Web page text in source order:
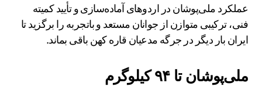
عملکرد ملی‌پوشان در اردوهای آماده‌سازی و تأیید کمیته
فنی، ترکیبی متوازن از جوانان مستعد و باتجربه را برگزید تا
ایران بار دیگر در جرگه مدعیان قاره کهن باقی بماند.
ملی‌پوشان تا ۹۴ کیلوگرم